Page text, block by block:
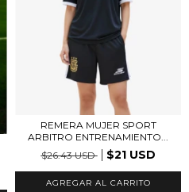
REMERA MUJER SPORT
ARBITRO ENTRENAMIENTO...
$26.43 USD
$21 USD
AGREGAR AL CARRITO